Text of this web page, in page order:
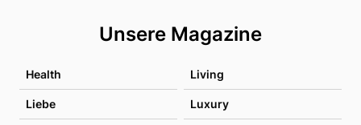
Unsere Magazine
Health Living
Liebe Luxury